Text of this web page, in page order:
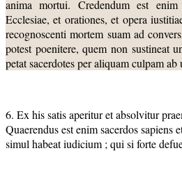
anima mortui. Credendum est enim
Ecclesiae, et orationes, et opera
recognoscenti mortem suam ad
potest poenitere, quem non sustineat
petat sacerdotes per aliquam culpam
6. Ex his satis aperitur et absolvitur
Quaerendus est enim sacerdos sapiens
simul habeat iudicium ; qui si forte